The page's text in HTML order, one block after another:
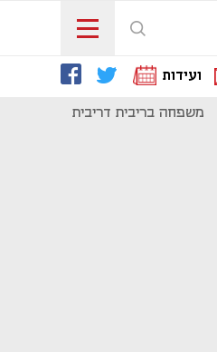
ועידות
משפחה בריבית דריבית